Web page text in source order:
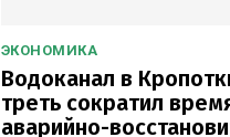
ЭКОНОМИКА
Водоканал в
треть сократил
аварийно-